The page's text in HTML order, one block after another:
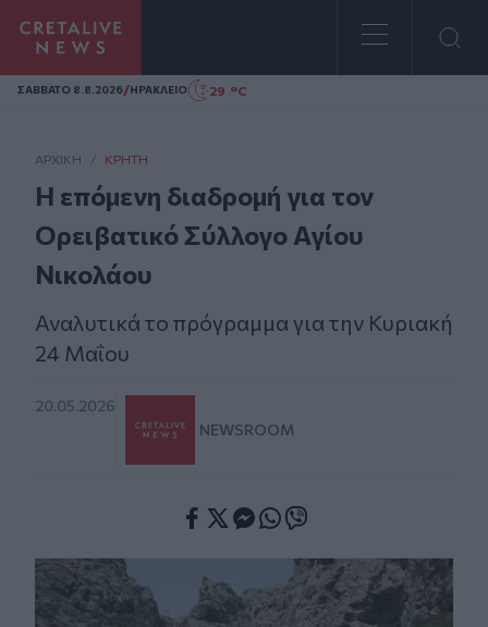
Homepage
ΣAΒΒΑΤΟ 8.8.2026/ΗΡΑΚΛΕΙΟ 29 °C
ΑΡΧΙΚΗ / ΚΡΉΤΗ
Η επόμενη διαδρομή για τον
Ορειβατικό Σύλλογο Αγίου
Νικολάου
Αναλυτικά το πρόγραμμα για την Κυριακή
24 Μαΐου
20.05.2026
NEWSROOM